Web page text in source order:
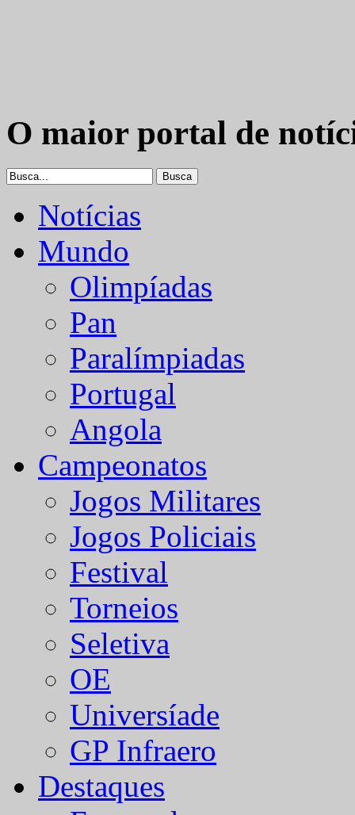
O maior portal de
Notícias
Mundo
Olimpíadas
Pan
Paralímpiadas
Portugal
Angola
Campeonatos
Jogos Militares
Jogos Policiais
Festival
Torneios
Seletiva
OE
Universíade
GP Infraero
Destaques